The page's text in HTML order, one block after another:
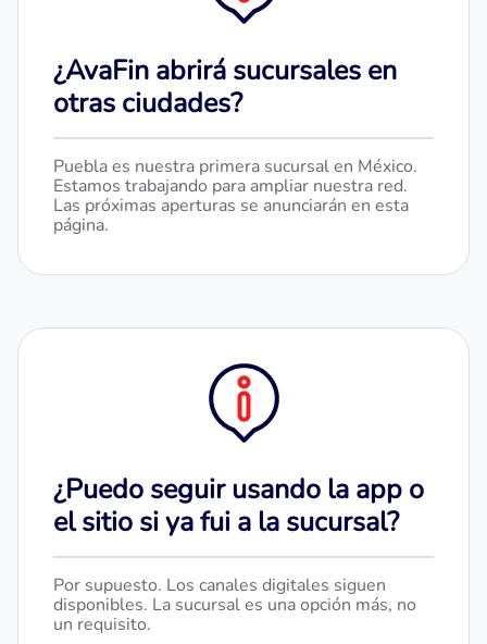
¿AvaFin abrirá sucursales en
otras ciudades?
Puebla es nuestra primera sucursal en México.
Estamos trabajando para ampliar nuestra red.
Las próximas aperturas se anunciarán en esta
página.
¿Puedo seguir usando la app o
el sitio si ya fui a la sucursal?
Por supuesto. Los canales digitales siguen
disponibles. La sucursal es una opción más, no
un requisito.